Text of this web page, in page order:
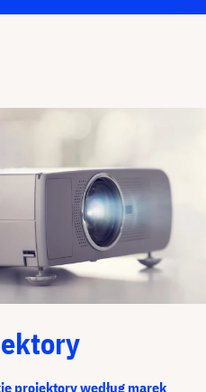
projektory według marek